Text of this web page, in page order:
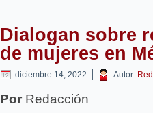
Dialogan sobre
de mujeres en
diciembre 14, 2022 | Autor:
Por Redacción